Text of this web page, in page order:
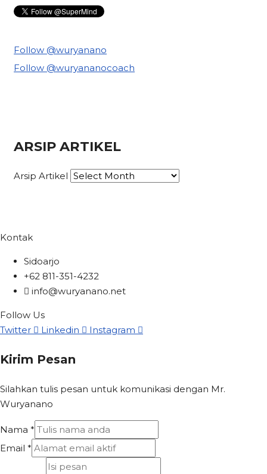
Follow @wuryanano
Follow @wuryananocoach
ARSIP ARTIKEL
Arsip Artikel
Kontak
Sidoarjo
+62 811-351-4232
info@wuryanano.net
Follow Us
Twitter
Linkedin Instagram
Kirim Pesan
Silahkan tulis pesan untuk komunikasi dengan Mr.
Wuryanano
Nama *
Email *